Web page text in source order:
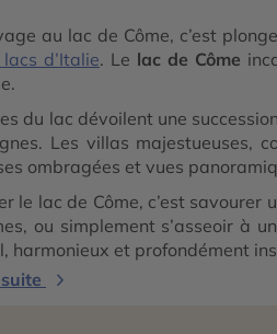
au lac de Côme, c’est
d’Italie. Le lac de Côme
du lac dévoilent une
Les villas majestueuses,
ombragées et vues
le lac de Côme, c’est savourer
ou simplement s’asseoir à
harmonieux et profondément